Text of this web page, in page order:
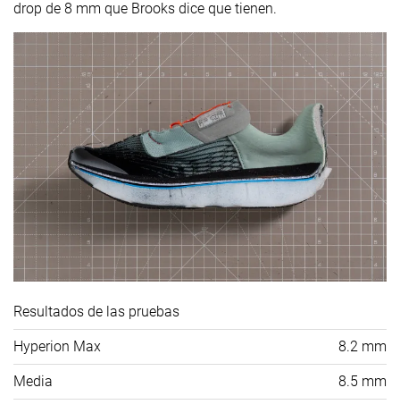
drop de 8 mm que Brooks dice que tienen.
Resultados de las pruebas
Hyperion Max 8.2 mm
Media 8.5 mm